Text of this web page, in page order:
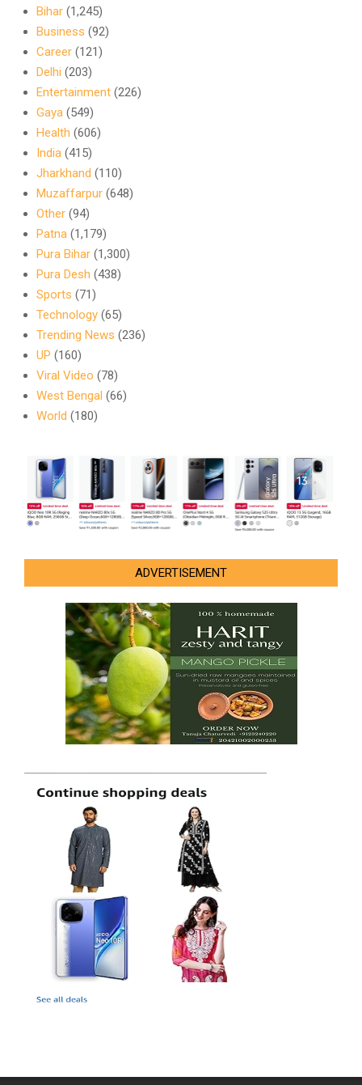
Bihar (1,245)
Business (92)
Career (121)
Delhi (203)
Entertainment (226)
Gaya (549)
Health (606)
India (415)
Jharkhand (110)
Muzaffarpur (648)
Other (94)
Patna (1,179)
Pura Bihar (1,300)
Pura Desh (438)
Sports (71)
Technology (65)
Trending News (236)
UP (160)
Viral Video (78)
West Bengal (66)
World (180)
ADVERTISEMENT